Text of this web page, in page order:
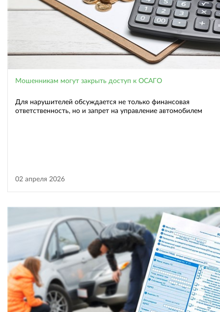
Мошенникам могут закрыть доступ к ОСАГО
Для нарушителей обсуждается не только финансовая
ответственность, но и запрет на управление автомобилем
02 апреля 2026